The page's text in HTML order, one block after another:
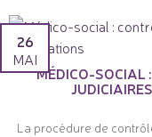
MÉDICO-SOCIAL
26
MAI
La procédure de